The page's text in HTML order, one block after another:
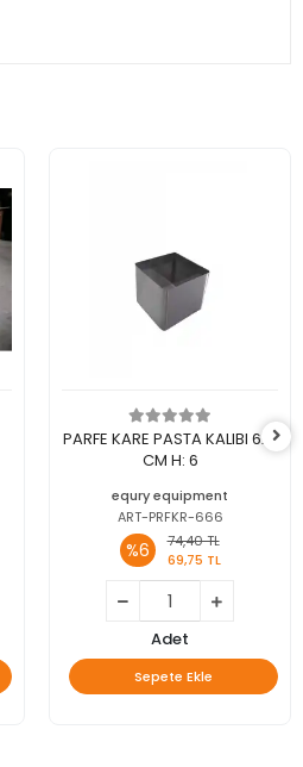
PARFE KARE PASTA KALIBI 6x6
CM H: 6
equry equipment
ART-PRFKR-666
%6
74,40 TL
69,75 TL
Adet
Sepete Ekle